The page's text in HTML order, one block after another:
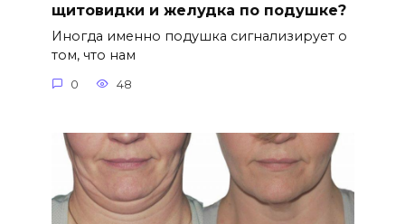
щитовидки и желудка по подушке?
Иногда именно подушка сигнализирует о
том, что нам
0 48